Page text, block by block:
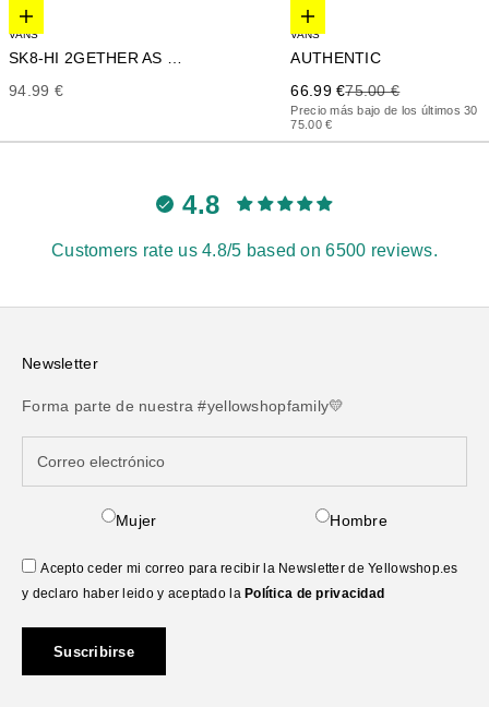
Elige opciones
VANS
SK8-HI 2GETHER AS OURS
Precio de oferta
94.99 €
Elige opciones
VANS
AUTHENTIC
Precio de oferta
66.99 €Precio anterior
75.00 €
Precio más bajo de los últimos 30
75.00 €
4.8
Customers rate us 4.8/5 based on 6500 reviews.
Newsletter
Forma parte de nuestra #yellowshopfamily💛
Mujer Hombre
Acepto ceder mi correo para recibir la Newsletter de Yellowshop.es
y declaro haber leido y aceptado la Política de privacidad
Suscribirse